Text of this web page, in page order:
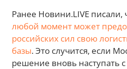
Ранее Новини.LIVE писали,
любой момент может
российских сил свою
базы. Это случится, если
решение вновь наступать с